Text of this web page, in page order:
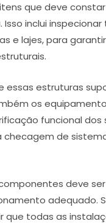
que deve
Isso inclui
e lajes, para
essas estruturas
os
funcional
checagem de
deve
adequado.
que todas as